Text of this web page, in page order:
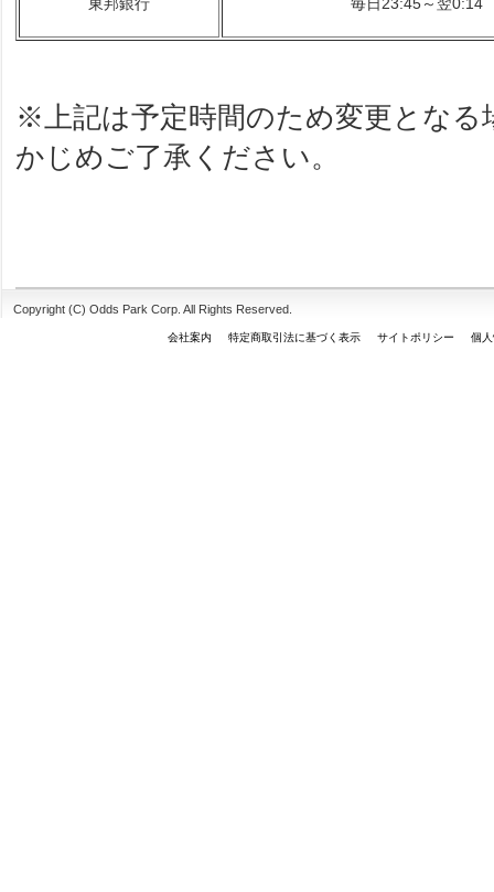
東邦銀行 毎日23:45～翌0:14
※上記は予定時間のため変更となる
かじめご了承ください。
Copyright (C) Odds Park Corp. All Rights Reserved.
会社案内 特定商取引法に基づく表示 サイトポリシー 個